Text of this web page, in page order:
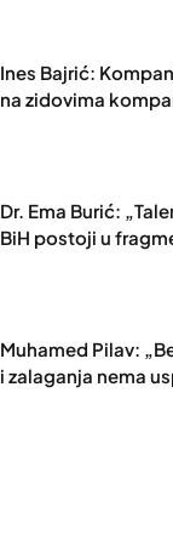
Ines Bajrić:
na zidovima
Dr. Ema Burić:
BiH postoji u
Muhamed Pilav:
i zalaganja nema